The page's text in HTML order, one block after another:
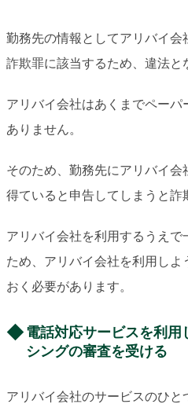
勤務先の情報としてアリバイ会
詐欺罪に該当するため、違法と
アリバイ会社はあくまでペー
ありません。
そのため、勤務先にアリバイ
得ていると申告してしまうと詐
アリバイ会社を利用するうえ
ため、アリバイ会社を利用し
おく必要があります。
電話対応サービスを利用
シングの審査を受ける
アリバイ会社のサービスのひ